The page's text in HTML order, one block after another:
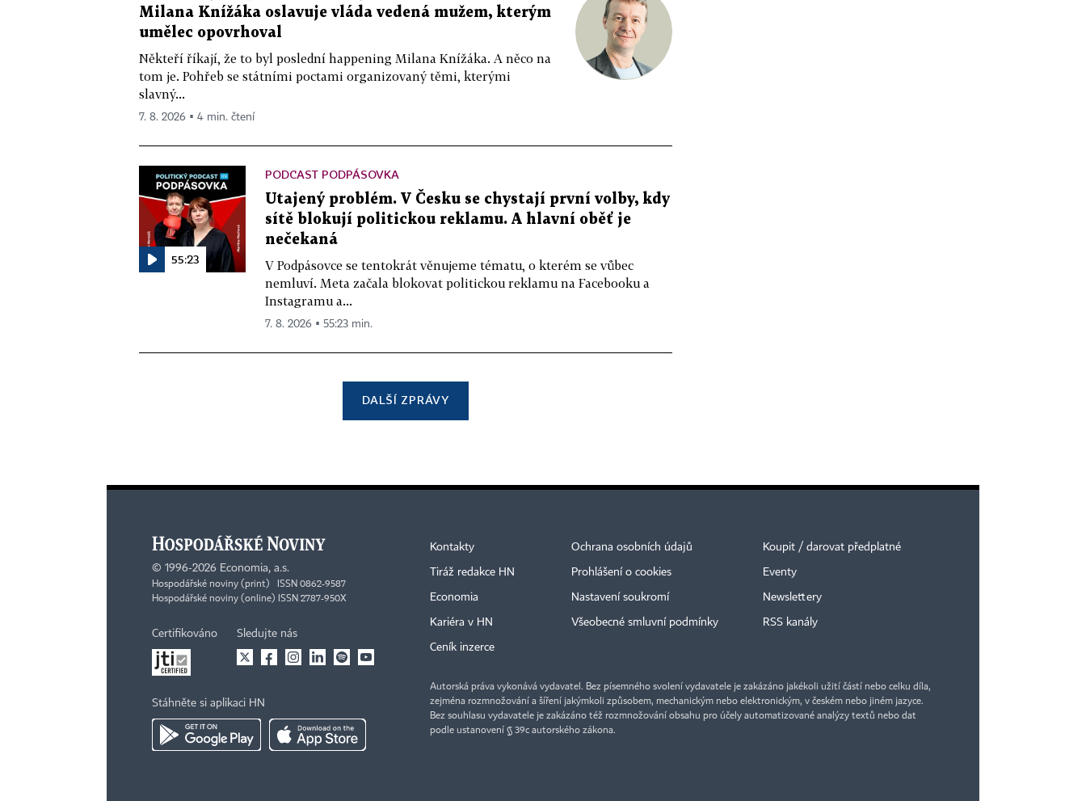
Milana Knížáka oslavuje vláda vedená mužem, kterým
umělec opovrhoval
Někteří říkají, že to byl poslední happening Milana Knížáka. A něco na
tom je. Pohřeb se státními poctami organizovaný těmi, kterými
slavný...
7. 8. 2026 ▪ 4 min. čtení
55:23
PODCAST PODPÁSOVKA
Utajený problém. V Česku se chystají první volby, kdy
sítě blokují politickou reklamu. A hlavní oběť je
nečekaná
V Podpásovce se tentokrát věnujeme tématu, o kterém se vůbec
nemluví. Meta začala blokovat politickou reklamu na Facebooku a
Instagramu a...
7. 8. 2026 ▪ 55:23 min.
DALŠÍ ZPRÁVY
© 1996-2026 Economia, a.s.
Hospodářské noviny (print) ISSN 0862-9587
Hospodářské noviny (online) ISSN 2787-950X
Certifikováno Sledujte nás
Stáhněte si aplikaci HN
Kontakty
Tiráž redakce HN
Economia
Kariéra v HN
Ceník inzerce
Ochrana osobních údajů
Prohlášení o cookies
Nastavení soukromí
Všeobecné smluvní podmínky
Koupit / darovat předplatné
Eventy
Newslettery
RSS kanály
Autorská práva vykonává vydavatel. Bez písemného svolení vydavatele je zakázáno jakékoli užití částí nebo celku díla,
zejména rozmnožování a šíření jakýmkoli způsobem, mechanickým nebo elektronickým, v českém nebo jiném jazyce.
Bez souhlasu vydavatele je zakázáno též rozmnožování obsahu pro účely automatizované analýzy textů nebo dat
podle ustanovení § 39c autorského zákona.